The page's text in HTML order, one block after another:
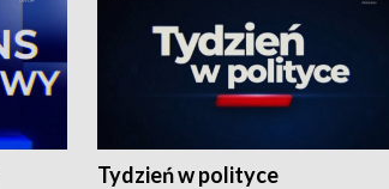
Tydzień w polityce